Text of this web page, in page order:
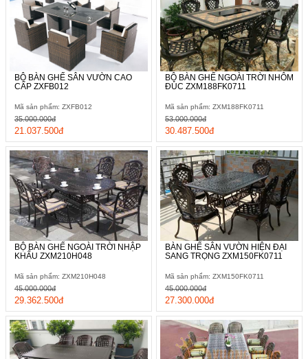
BỘ BÀN GHẾ SÂN VƯỜN CAO
CẤP ZXFB012
Mã sản phẩm: ZXFB012
21.037.500đ
35.000.000đ
BỘ BÀN GHẾ NGOÀI TRỜI NHÔM
ĐÚC ZXM188FK0711
Mã sản phẩm: ZXM188FK0711
30.487.500đ
53.000.000đ
BỘ BÀN GHẾ NGOÀI TRỜI NHẬP
KHẨU ZXM210H048
Mã sản phẩm: ZXM210H048
29.362.500đ
45.000.000đ
BÀN GHẾ SÂN VƯỜN HIỆN ĐẠI
SANG TRỌNG ZXM150FK0711
Mã sản phẩm: ZXM150FK0711
27.300.000đ
45.000.000đ